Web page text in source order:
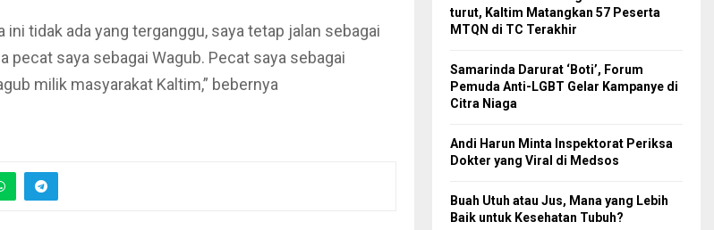
ini tidak ada yang terganggu, saya tetap jalan sebagai
pecat saya sebagai Wagub. Pecat saya sebagai
milik masyarakat Kaltim,” bebernya
turut, Kaltim Matangkan 57 Peserta
MTQN di TC Terakhir
Samarinda Darurat ‘Boti’, Forum
Pemuda Anti-LGBT Gelar Kampanye di
Citra Niaga
Andi Harun Minta Inspektorat Periksa
Dokter yang Viral di Medsos
Buah Utuh atau Jus, Mana yang Lebih
Baik untuk Kesehatan Tubuh?